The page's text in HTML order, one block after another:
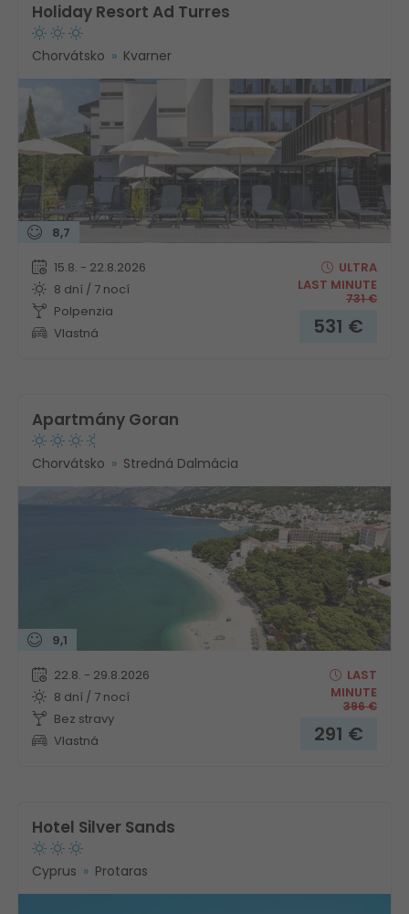
Holiday Resort Ad Turres
Chorvátsko Kvarner
8,7
15.8. - 22.8.2026
8 dní / 7 nocí
Polpenzia
Vlastná
ULTRA
LAST MINUTE
731€
531 €
Apartmány Goran
Chorvátsko Stredná Dalmácia
9,1
22.8. - 29.8.2026
8 dní / 7 nocí
Bez stravy
Vlastná
LAST
MINUTE
396€
291 €
Hotel Silver Sands
Cyprus Protaras